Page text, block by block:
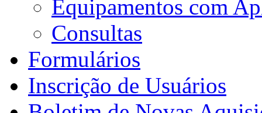
Equipamentos com
Consultas
Formulários
Inscrição de Usuários